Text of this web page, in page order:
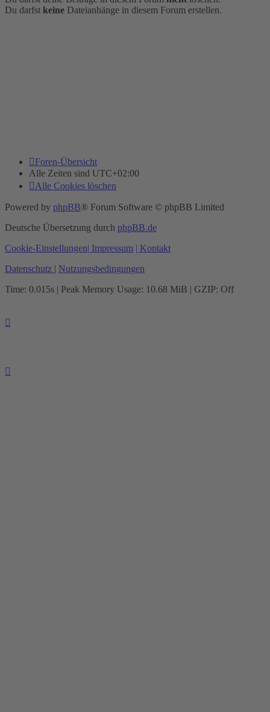
Du darfst keine Dateianhänge in diesem Forum erstellen.
Foren-Übersicht
Alle Zeiten sind UTC+02:00
Alle Cookies löschen
Powered by phpBB® Forum Software © phpBB Limited
Deutsche Übersetzung durch phpBB.de
Cookie-Einstellungen| Impressum | Kontakt
Datenschutz | Nutzungsbedingungen
Time: 0.015s | Peak Memory Usage: 10.68 MiB | GZIP: Off